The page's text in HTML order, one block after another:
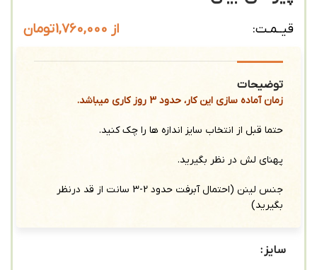
قیــمـت: از 1,760,000تومان
توضیحات
زمان آماده سازی این کار، حدود 3 روز کاری میباشد.
حتما قبل از انتخاب سایز اندازه ها را چک کنید.
پهنای لش در نظر بگیرید.
جنس لینن (احتمال آبرفت حدود 2-3 سانت از قد درنظر
بگیرید)
سایز